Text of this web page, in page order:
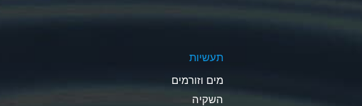
Dתעשיות
מים וזורמים
השקיה